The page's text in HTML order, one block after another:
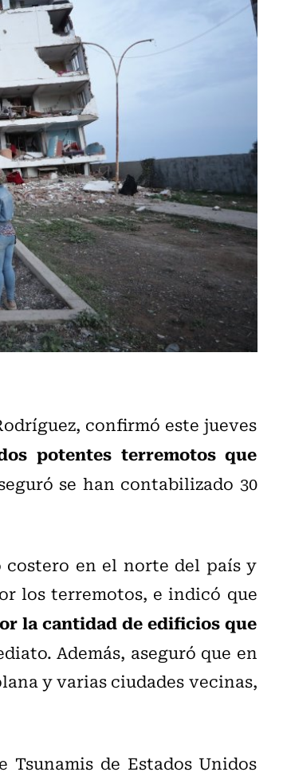
confirmó este jueves
potentes terremotos que
se han contabilizado 30
en el norte del país y
los terremotos, e indicó que
la cantidad de edificios que
Además, aseguró que en
y varias ciudades vecinas,
de Estados Unidos